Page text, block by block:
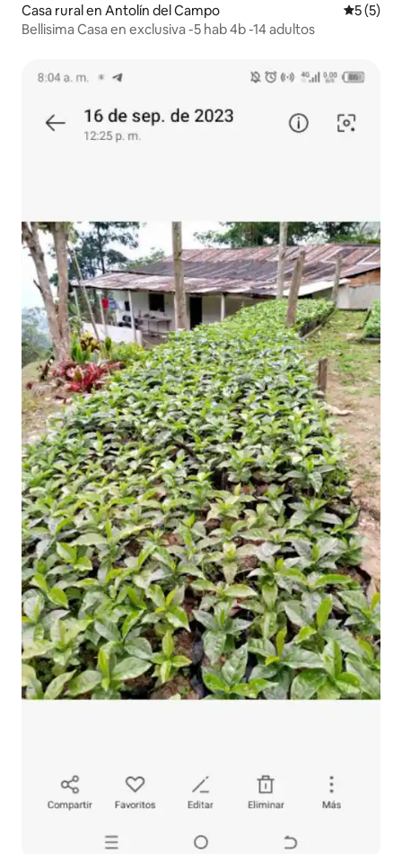
Casa rural en Antolín del Campo
5 (5)
Bellisima Casa en exclusiva -5 hab 4b -14 adultos